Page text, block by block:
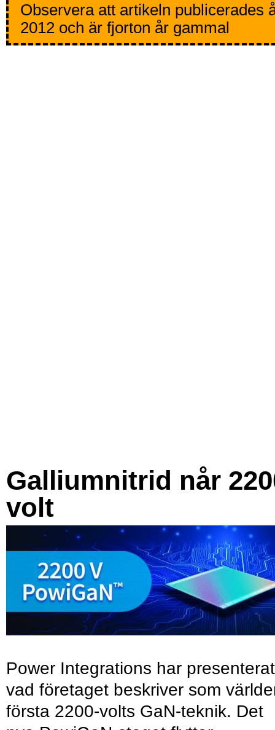
Observera att artikeln publicerades
2012 och är fjorton år gammal
Galliumnitrid når
volt
Power Integrations har presenterat
vad företaget beskriver som
första 2200-volts GaN-teknik. Det